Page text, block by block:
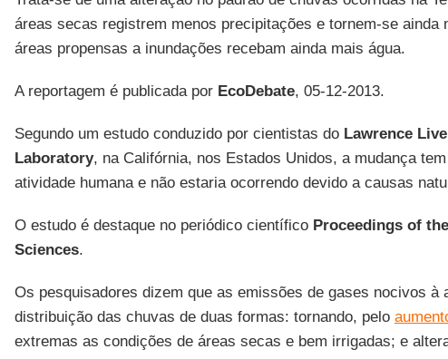
áreas secas registrem menos precipitações e tornem-se ainda
áreas propensas a inundações recebam ainda mais água.
A reportagem é publicada por EcoDebate, 05-12-2013.
Segundo um estudo conduzido por cientistas do Lawrence
Laboratory, na Califórnia, nos Estados Unidos, a mudança
atividade humana e não estaria ocorrendo devido a causas
O estudo é destaque no periódico científico Proceedings of
Sciences.
Os pesquisadores dizem que as emissões de gases nocivos à
distribuição das chuvas de duas formas: tornando, pelo
extremas as condições de áreas secas e bem irrigadas; e